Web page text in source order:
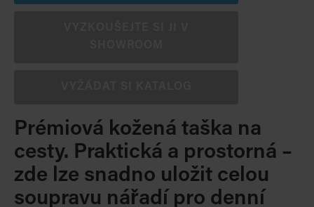
Prémiová kožená taška na
cesty. Praktická a prostorná –
zde lze snadno uložit celou
soupravu nářadí pro denní